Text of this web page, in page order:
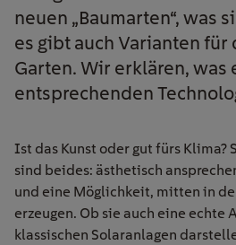
neuen „Baumarten“, was
es gibt auch Varianten für
Garten. Wir erklären, was
entsprechenden
Ist das Kunst oder gut fürs Klima?
sind beides: ästhetisch
und eine Möglichkeit, mitten in
erzeugen. Ob sie auch eine echte
klassischen Solaranlagen